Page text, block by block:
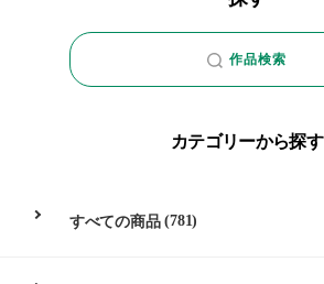
作品検索
カテゴリーから探す
すべての商品(781)